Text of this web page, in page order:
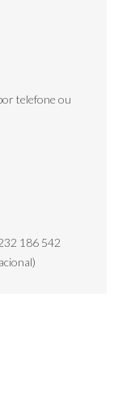
telefone ou
186 542